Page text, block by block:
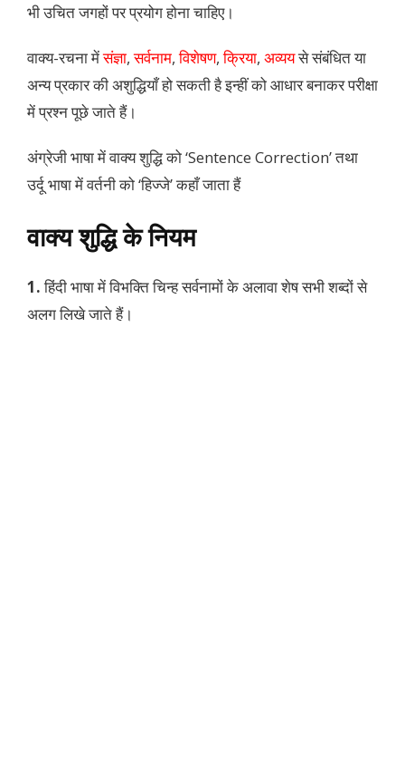
भी उचित जगहों पर प्रयोग होना चाहिए।
वाक्य-रचना मेंसंज्ञा,सर्वनाम,विशेषण,क्रिया, अव्ययसे संबंधित या
अन्य प्रकार की अशुद्धियाँ हो सकती है इन्हीं को आधार बनाकर परीक्षा
में प्रश्न पूछे जाते हैं।
अंग्रेजी भाषा में वाक्य शुद्धि को ‘Sentence Correction’ तथा
उर्दू भाषा में वर्तनी को ‘हिज्जे’ कहाँ जाता हैं
वाक्य शुद्धि के नियम
1.हिंदी भाषा में विभक्ति चिन्ह सर्वनामों के अलावा शेष सभी शब्दों से
अलग लिखे जाते हैं।